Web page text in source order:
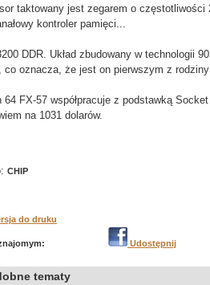
taktowany jest zegarem o
kontroler pamięci...
DDR. Układ zbudowany w technologii
co oznacza, że jest on pierwszym z
64 FX-57 współpracuje z podstawką
na 1031 dolarów.
CHIP
do druku
Udostępnij
tematy